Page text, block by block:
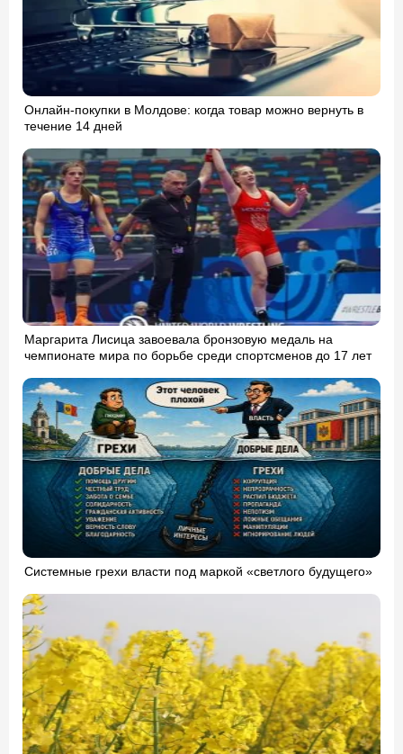
Онлайн-покупки в Молдове: когда товар можно вернуть в
течение 14 дней
Маргарита Лисица завоевала бронзовую медаль на
чемпионате мира по борьбе среди спортсменов до 17 лет
Системные грехи власти под маркой «светлого будущего»